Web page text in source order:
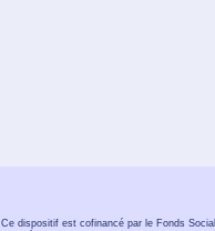
Ce dispositif est cofinancé par le Fonds Social